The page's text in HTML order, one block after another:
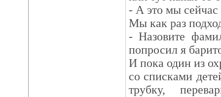
- А это мы сейчас
Мы как раз
- Назовите
попросил я
И пока один из
со списками
трубку,